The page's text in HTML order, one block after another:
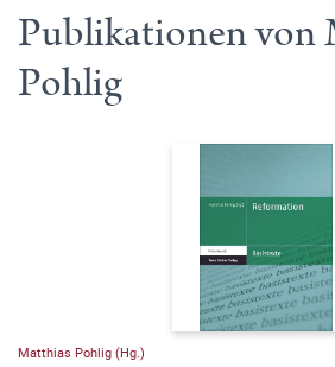
Publikationen von
Pohlig
Matthias Pohlig (Hg.)